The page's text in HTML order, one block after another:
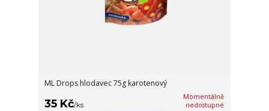
ML Drops hlodavec 75g karotenový
35 Kč/ks
Momentálně
nedostupné